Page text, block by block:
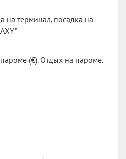
на терминал, посадка на
(€). Отдых на пароме.